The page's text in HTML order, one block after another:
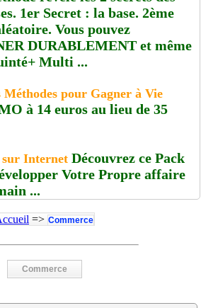
1er Secret : la base. 2ème
Vous pouvez
DURABLEMENT et même
Multi ...
pour Gagner à Vie
à 14 euros au lieu de 35
sur Internet Découvrez ce Pack
Votre Propre affaire
...
=> Commerce
Commerce